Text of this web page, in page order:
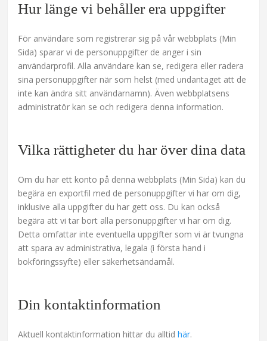
Hur länge vi behåller era uppgifter
För användare som registrerar sig på vår webbplats (Min
Sida) sparar vi de personuppgifter de anger i sin
användarprofil. Alla användare kan se, redigera eller radera
sina personuppgifter när som helst (med undantaget att de
inte kan ändra sitt användarnamn). Även webbplatsens
administratör kan se och redigera denna information.
Vilka rättigheter du har över dina data
Om du har ett konto på denna webbplats (Min Sida) kan du
begära en exportfil med de personuppgifter vi har om dig,
inklusive alla uppgifter du har gett oss. Du kan också
begära att vi tar bort alla personuppgifter vi har om dig.
Detta omfattar inte eventuella uppgifter som vi är tvungna
att spara av administrativa, legala (i första hand i
bokföringssyfte) eller säkerhetsändamål.
Din kontaktinformation
Aktuell kontaktinformation hittar du alltidhär.